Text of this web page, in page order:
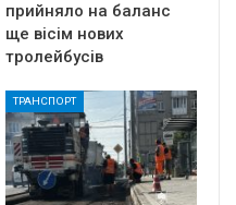
прийняло на баланс
ще вісім нових
тролейбусів
ТРАНСПОРТ